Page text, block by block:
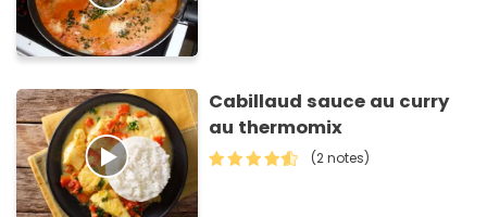
Cabillaud sauce au curry
au thermomix
(2 notes)